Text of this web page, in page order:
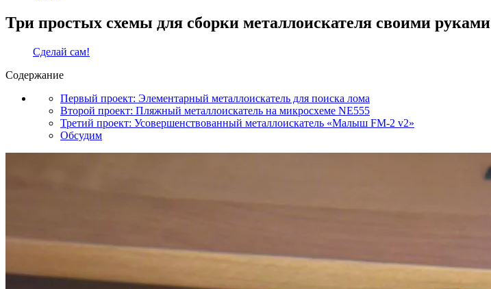
Три простых схемы для сборки металлоискателя своими руками
Сделай сам!
Содержание
Первый проект: Элементарный металлоискатель для поиска лома
Второй проект: Пляжный металлоискатель на микросхеме NE555
Третий проект: Усовершенствованный металлоискатель «Малыш FM-2 v2»
Обсудим